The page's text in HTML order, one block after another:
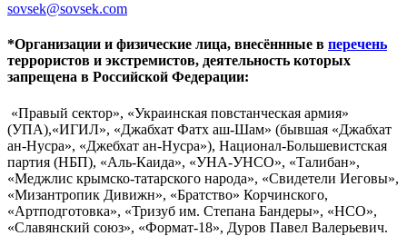
sovsek@sovsek.com
*Организации и физические лица, внесённные в перечень
террористов и экстремистов, деятельность которых
запрещена в Российской Федерации:
«Правый сектор», «Украинская повстанческая армия»
(УПА),«ИГИЛ», «Джабхат Фатх аш-Шам» (бывшая «Джабхат
ан-Нусра», «Джебхат ан-Нусра»), Национал-Большевистская
партия (НБП), «Аль-Каида», «УНА-УНСО», «Талибан»,
«Меджлис крымско-татарского народа», «Свидетели Иеговы»,
«Мизантропик Дивижн», «Братство» Корчинского,
«Артподготовка», «Тризуб им. Степана Бандеры», «НСО»,
«Славянский союз», «Формат-18», Дуров Павел Валерьевич.